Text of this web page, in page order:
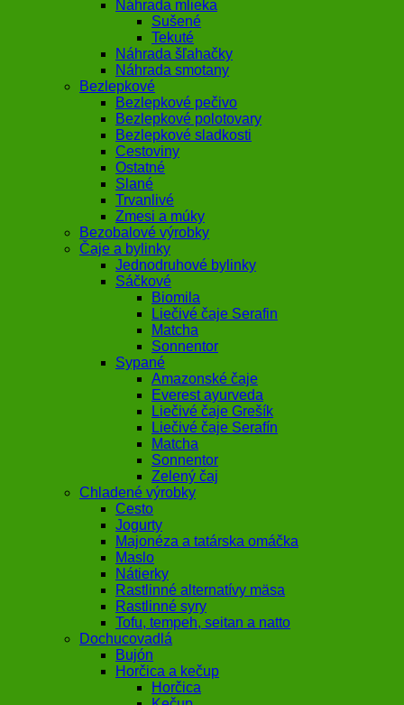
Náhrada mlieka
Sušené
Tekuté
Náhrada šľahačky
Náhrada smotany
Bezlepkové
Bezlepkové pečivo
Bezlepkové polotovary
Bezlepkové sladkosti
Cestoviny
Ostatné
Slané
Trvanlivé
Zmesi a múky
Bezobalové výrobky
Čaje a bylinky
Jednodruhové bylinky
Sáčkové
Biomila
Liečivé čaje Serafin
Matcha
Sonnentor
Sypané
Amazonské čaje
Everest ayurveda
Liečivé čaje Grešík
Liečivé čaje Serafín
Matcha
Sonnentor
Zelený čaj
Chladené výrobky
Cesto
Jogurty
Majonéza a tatárska omáčka
Maslo
Nátierky
Rastlinné alternatívy mäsa
Rastlinné syry
Tofu, tempeh, seitan a natto
Dochucovadlá
Bujón
Horčica a kečup
Horčica